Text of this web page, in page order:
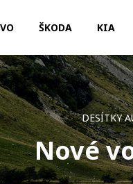
ŠKODA KIA
DESÍTKY
Nové